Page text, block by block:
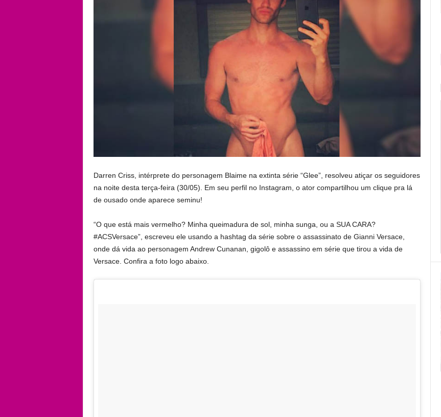
Darren Criss, intérprete do personagem Blaime na extinta série “Glee”, resolveu atiçar os seguidores
na noite desta terça-feira (30/05). Em seu perfil no Instagram, o ator compartilhou um clique pra lá
de ousado onde aparece seminu!
“O que está mais vermelho? Minha queimadura de sol, minha sunga, ou a SUA CARA?
#ACSVersace”, escreveu ele usando a hashtag da série sobre o assassinato de Gianni Versace,
onde dá vida ao personagem Andrew Cunanan, gigolô e assassino em série que tirou a vida de
Versace. Confira a foto logo abaixo.